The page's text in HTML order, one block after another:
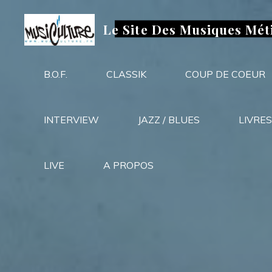
contenu
Le Site Des Musiques
B.O.F. CLASSIK COUP DE COEUR
INTERVIEW JAZZ / BLUES LIVRES
LIVE A PROPOS